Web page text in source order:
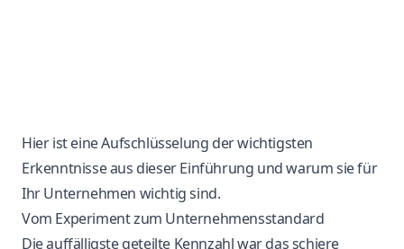
Hier ist eine Aufschlüsselung der wichtigsten
Erkenntnisse aus dieser Einführung und warum sie für
Ihr Unternehmen wichtig sind.
Vom Experiment zum Unternehmensstandard
Die auffälligste geteilte Kennzahl war das schiere